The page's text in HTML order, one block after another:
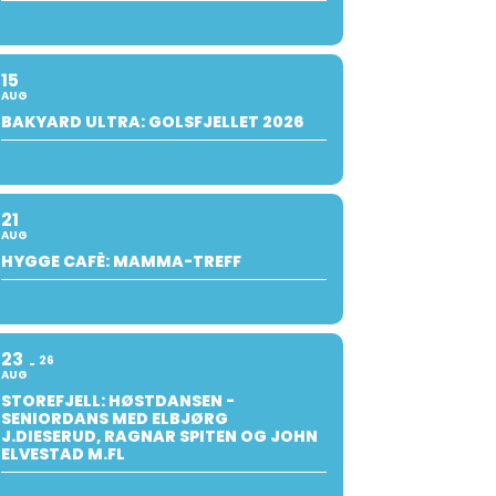
15
AUG
BAKYARD ULTRA: GOLSFJELLET 2026
21
AUG
HYGGE CAFÈ: MAMMA-TREFF
23
AUG
26
STOREFJELL: HØSTDANSEN -
SENIORDANS MED ELBJØRG
J.DIESERUD, RAGNAR SPITEN OG JOHN
ELVESTAD M.FL